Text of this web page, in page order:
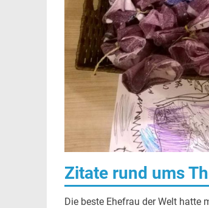
Zitate rund ums
Die beste Ehefrau der Welt hatte